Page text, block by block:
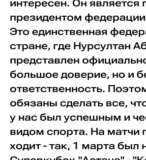
интересен. Он является
президентом
Это единственная
стране, где Нурсултан
представлен
большое доверие, но и
ответственность.
обязаны сделать все,
у нас был успешным и
видом спорта. На матчи
ходит - так, 1 марта был